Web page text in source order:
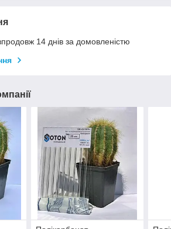
14 днів за домовленістю